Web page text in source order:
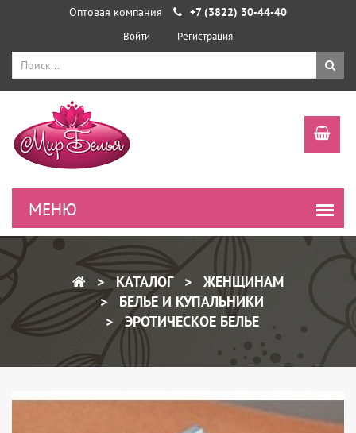
Оптовая компания +7 (3822) 30-44-40
Войти Регистрация
КАТАЛОГ
ЖЕНЩИНАМ
БЕЛЬЕ И КУПАЛЬНИКИ
ЭРОТИЧЕСКОЕ БЕЛЬЕ